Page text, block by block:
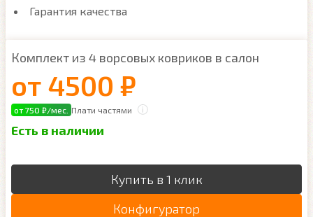
Гарантия качества
Комплект из 4 ворсовых ковриков в салон
от 4500 ₽
от 750 ₽/мес. Плати частями
Есть в наличии
Купить в 1 клик
Конфигуратор